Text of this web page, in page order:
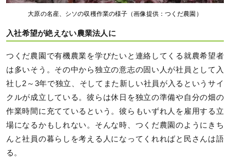
大原の名産、シソの収穫作業の様子（画像提供：つくだ農園）
入社希望が絶えない農業法人に
つくだ農園で有機農業を学びたいと連絡してくる就農希望者
は多いそう。その中から独立の意志の固い人が社員として入
社し2～3年で独立、そしてまた新しい社員が入るというサイ
クルが成立している。彼らは休日を独立の準備や自分の畑の
作業時間に充てているという。彼らもいずれ人を雇用する立
場になるかもしれない。そんな時、つくだ農園のようにきち
んと社員の暮らしを考える人になってくれればと民さんは語
る。